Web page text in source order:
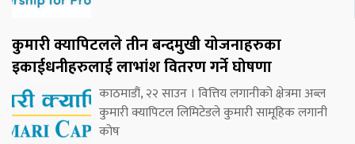
कुमारी क्यापिटलले तीन बन्दमुखी योजनाहरुका
इकाईधनीहरुलाई लाभांश वितरण गर्ने घोषणा
काठमाडौं, २२ साउन । वित्तिय लगानीको क्षेत्रमा अब्ल
कुमारी क्यापिटल लिमिटेडले कुमारी सामूहिक लगानी
कोष